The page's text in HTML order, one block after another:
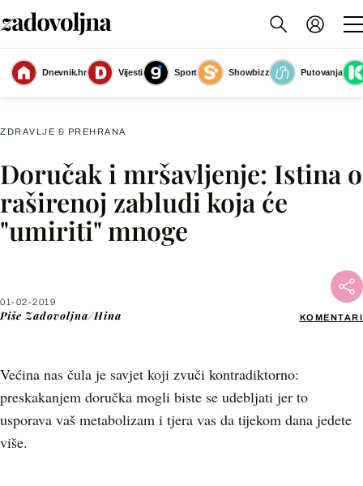
Dnevnik.hr Vijesti Sport Showbizz Putovanja
Mnogi smatraju da preskakanje doručka usporava metabolizam(Foto: Getty
Images)
ZDRAVLJE & PREHRANA
Doručak i mršavljenje: Istina o
raširenoj zabludi koja će
"umiriti" mnoge
01-02-2019
Piše Zadovoljna/Hina KOMENTARI
Većina nas čula je savjet koji zvuči kontradiktorno:
preskakanjem doručka mogli biste se udebljati jer to
usporava vaš metabolizam i tjera vas da tijekom dana jedete
više.
Facebook
X